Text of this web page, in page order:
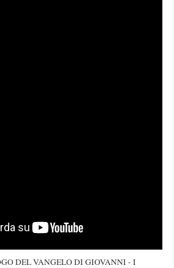
DEL VANGELO DI GIOVANNI - I